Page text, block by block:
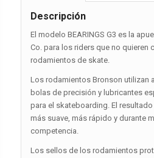
Descripción
El modelo BEARINGS G3 es la
Co. para los riders que no quieren
rodamientos de skate.
Los rodamientos Bronson utilizan
bolas de precisión y lubricantes
para el skateboarding. El
más suave, más rápido y durante
competencia.
Los sellos de los rodamientos